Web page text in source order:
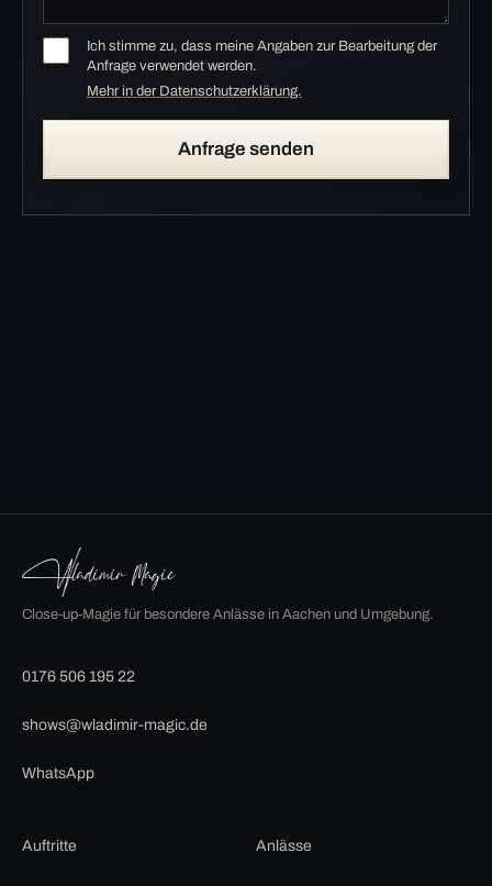
Ich stimme zu, dass meine Angaben zur Bearbeitung der
Anfrage verwendet werden.
Mehr in der Datenschutzerklärung.
Anfrage senden
Close-up-Magie für besondere Anlässe in Aachen und Umgebung.
0176 506 195 22
shows@wladimir-magic.de
WhatsApp
Auftritte Anlässe